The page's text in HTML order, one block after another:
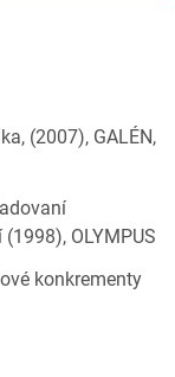
(2007), GALÉN,
OLYMPUS
konkrementy